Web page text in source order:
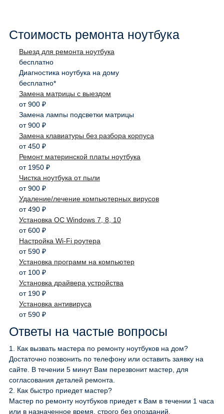
Стоимость ремонта ноутбука
Выезд для ремонта ноутбука
бесплатно
Диагностика ноутбука на дому
бесплатно*
Замена матрицы с выездом
от 900 ₽
Замена лампы подсветки матрицы
от 900 ₽
Замена клавиатуры без разбора корпуса
от 450 ₽
Ремонт материнской платы ноутбука
от 1950 ₽
Чистка ноутбука от пыли
от 900 ₽
Удаление/лечение компьютерных вирусов
от 490 ₽
Установка ОС Windows 7, 8, 10
от 600 ₽
Настройка Wi-Fi роутера
от 590 ₽
Установка программ на компьютер
от 100 ₽
Установка драйвера устройства
от 190 ₽
Установка антивируса
от 590 ₽
Ответы на частые вопросы
1.
Как вызвать мастера по ремонту ноутбуков на дом?
Достаточно позвонить по телефону или оставить заявку на
сайте. В течении 5 минут Вам перезвонит мастер, для
согласования деталей ремонта.
2.
Как быстро приедет мастер?
Мастер по ремонту ноутбуков приедет к Вам в течении 1 часа
или в назначенное время, строго без опозданий.